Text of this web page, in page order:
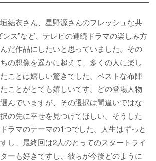
結衣さん、星野源さんのフレッシュな共
ンス”など、テレビの連続ドラマの楽しみ方
だ作品にしたいと思っていました。その
の想像を遥かに超えて、多くの人に楽し
ことは嬉しい驚きでした。ベストな布陣
ことがとても嬉しいです。どの登場人物
んでいますが、その選択は間違いではな
の先に幸せを見つけてほしい。そうした
ラマのテーマの1つでした。人生はずっと
し、最終回は2人のとってのスタートライ
ーも好きですし、彼らが今後どのように